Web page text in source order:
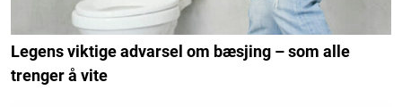
Legens viktige advarsel om bæsjing – som alle
trenger å vite